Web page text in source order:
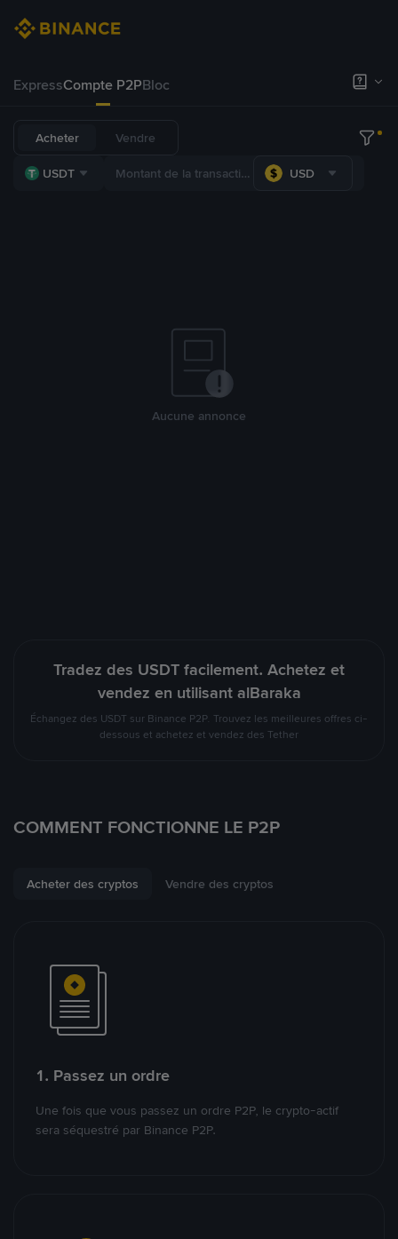
ExpressCompte P2PBloc
Acheter Vendre
USDT USD
Aucune annonce
Tradez des USDT facilement. Achetez et
vendez en utilisant alBaraka
Échangez des USDT sur Binance P2P. Trouvez les meilleures offres ci-
dessous et achetez et vendez des Tether
COMMENT FONCTIONNE LE P2P
Acheter des cryptos Vendre des cryptos
1. Passez un ordre
Une fois que vous passez un ordre P2P, le crypto-actif
sera séquestré par Binance P2P.